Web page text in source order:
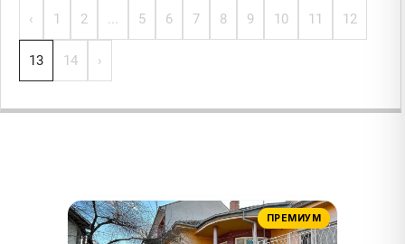
‹ 1 2 ... 5 6 7 8 9 10 11 12
13 14 ›
ПРЕМИУМ